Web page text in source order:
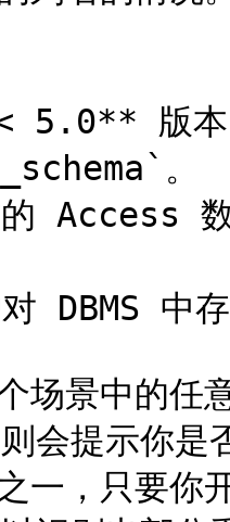
5.0** 版本
。
Access 数
DBMS 中
场景中的
会提示你是
一，只要